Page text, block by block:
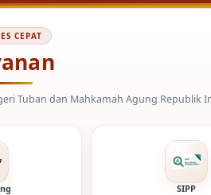
CEPAT
Agung Republik Indonesia.
SIPP